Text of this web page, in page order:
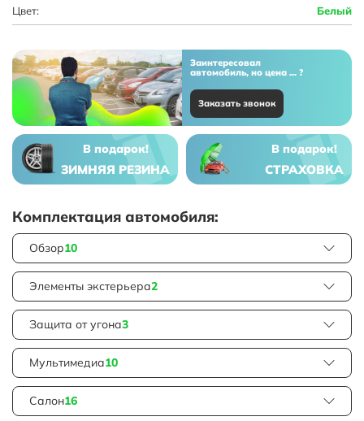
Цвет: Белый
Заинтересовал
автомобиль, но цена ... ?
Заказать звонок
В подарок!
ЗИМНЯЯ РЕЗИНА
В подарок!
СТРАХОВКА
Комплектация автомобиля:
Обзор10
Элементы экстерьера2
Защита от угона3
Мультимедиа10
Салон16